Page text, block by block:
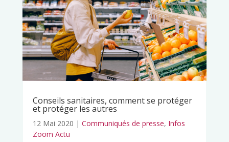
Conseils sanitaires, comment se protéger
et protéger les autres
12 Mai 2020 | Communiqués de presse, Infos
Zoom Actu